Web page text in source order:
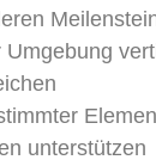
Umgebung
unterstützen